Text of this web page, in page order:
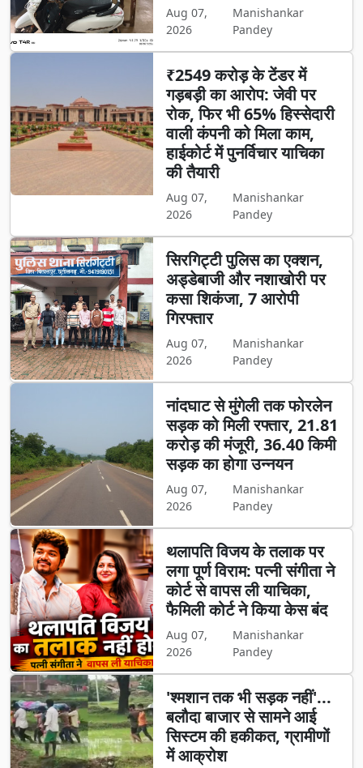
Aug 07,
2026
Manishankar
Pandey
₹2549 करोड़ के टेंडर में
गड़बड़ी का आरोप: जेवी पर
रोक, फिर भी 65% हिस्सेदारी
वाली कंपनी को मिला काम,
हाईकोर्ट में पुनर्विचार याचिका
की तैयारी
Aug 07,
2026
Manishankar
Pandey
सिरगिट्टी पुलिस का एक्शन,
अड्डेबाजी और नशाखोरी पर
कसा शिकंजा, 7 आरोपी
गिरफ्तार
Aug 07,
2026
Manishankar
Pandey
नांदघाट से मुंगेली तक फोरलेन
सड़क को मिली रफ्तार, 21.81
करोड़ की मंजूरी, 36.40 किमी
सड़क का होगा उन्नयन
Aug 07,
2026
Manishankar
Pandey
थलापति विजय के तलाक पर
लगा पूर्ण विराम: पत्नी संगीता ने
कोर्ट से वापस ली याचिका,
फैमिली कोर्ट ने किया केस बंद
Aug 07,
2026
Manishankar
Pandey
'श्मशान तक भी सड़क नहीं'...
बलौदा बाजार से सामने आई
सिस्टम की हकीकत, ग्रामीणों
में आक्रोश